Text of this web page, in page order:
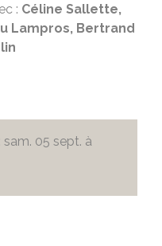
: Céline Sallette,
Lampros, Bertrand
: sam. 05 sept. à